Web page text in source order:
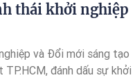
thái khởi nghiệp
và Đổi mới sáng tạo
đánh dấu sự khởi